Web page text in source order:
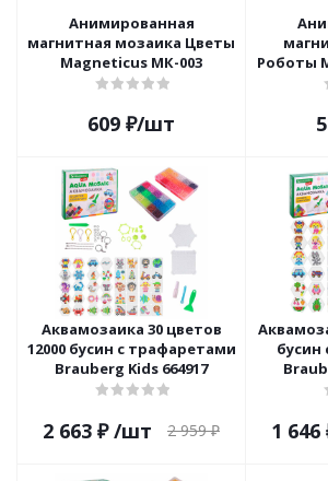
Анимированная
магнитная мозаика Цветы
Magneticus МК-003
609 ₽/шт
Роботы
Аквамозаика 30 цветов
12000 бусин с трафаретами
Brauberg Kids 664917
2 663 ₽ /шт 2 959₽
бусин
1 646